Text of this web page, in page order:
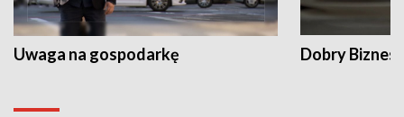
Uwaga na gospodarkę Dobry Biznes